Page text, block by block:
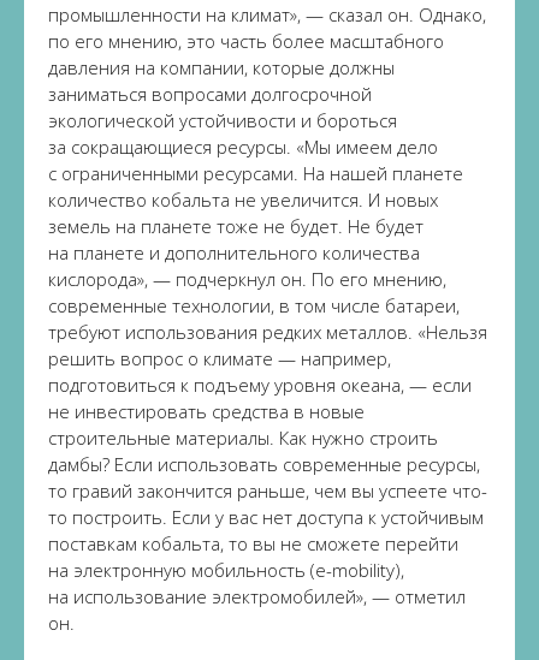
промышленности на климат», — сказал он. Однако,
по его мнению, это часть более масштабного
давления на компании, которые должны
заниматься вопросами долгосрочной
экологической устойчивости и бороться
за сокращающиеся ресурсы. «Мы имеем дело
с ограниченными ресурсами. На нашей планете
количество кобальта не увеличится. И новых
земель на планете тоже не будет. Не будет
на планете и дополнительного количества
кислорода», — подчеркнул он. По его мнению,
современные технологии, в том числе батареи,
требуют использования редких металлов. «Нельзя
решить вопрос о климате — например,
подготовиться к подъему уровня океана, — если
не инвестировать средства в новые
строительные материалы. Как нужно строить
дамбы? Если использовать современные ресурсы,
то гравий закончится раньше, чем вы успеете что-
то построить. Если у вас нет доступа к устойчивым
поставкам кобальта, то вы не сможете перейти
на электронную мобильность (e-mobility),
на использование электромобилей», — отметил
он.